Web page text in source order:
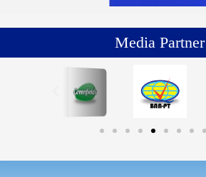
Media Partner